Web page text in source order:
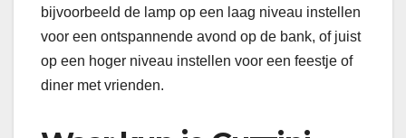
bijvoorbeeld de lamp op een laag niveau instellen
voor een ontspannende avond op de bank, of juist
op een hoger niveau instellen voor een feestje of
diner met vrienden.